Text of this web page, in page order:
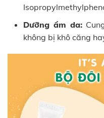
Dưỡng ẩm da:
không bị khô căng